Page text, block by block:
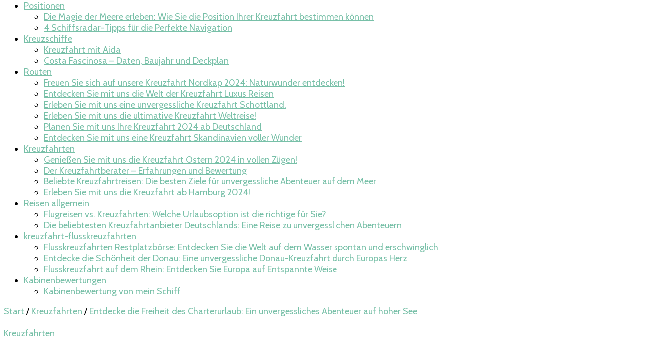
Positionen
Die Magie der Meere erleben: Wie Sie die Position Ihrer Kreuzfahrt bestimmen können
4 Schiffsradar-Tipps für die Perfekte Navigation
Kreuzschiffe
Kreuzfahrt mit Aida
Costa Fascinosa – Daten, Baujahr und Deckplan
Routen
Freuen Sie sich auf unsere Kreuzfahrt Nordkap 2024: Naturwunder entdecken!
Entdecken Sie mit uns die Welt der Kreuzfahrt Luxus Reisen
Erleben Sie mit uns eine unvergessliche Kreuzfahrt Schottland.
Erleben Sie mit uns die ultimative Kreuzfahrt Weltreise!
Planen Sie mit uns Ihre Kreuzfahrt 2024 ab Deutschland
Entdecken Sie mit uns eine Kreuzfahrt Skandinavien voller Wunder
Kreuzfahrten
Genießen Sie mit uns die Kreuzfahrt Ostern 2024 in vollen Zügen!
Der Kreuzfahrtberater – Erfahrungen und Bewertung
Beliebte Kreuzfahrtreisen: Die besten Ziele für unvergessliche Abenteuer auf dem Meer
Erleben Sie mit uns die Kreuzfahrt ab Hamburg 2024!
Reisen allgemein
Flugreisen vs. Kreuzfahrten: Welche Urlaubsoption ist die richtige für Sie?
Die beliebtesten Kreuzfahrtanbieter Deutschlands: Eine Reise zu unvergesslichen Abenteuern
kreuzfahrt-flusskreuzfahrten
Flusskreuzfahrten Restplatzbörse: Entdecken Sie die Welt auf dem Wasser spontan und erschwinglich
Entdecke die Schönheit der Donau: Eine unvergessliche Donau-Kreuzfahrt durch Europas Herz
Flusskreuzfahrt auf dem Rhein: Entdecken Sie Europa auf Entspannte Weise
Kabinenbewertungen
Kabinenbewertung von mein Schiff
Start / Kreuzfahrten / Entdecke die Freiheit des Charterurlaub: Ein unvergessliches Abenteuer auf hoher See
Kreuzfahrten